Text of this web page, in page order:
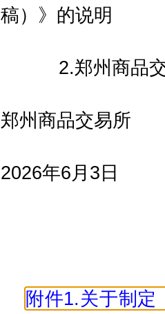
稿）》的说明
2.郑州商品交易
郑州商品交易所
2026年6月3日
附件1.关于制定